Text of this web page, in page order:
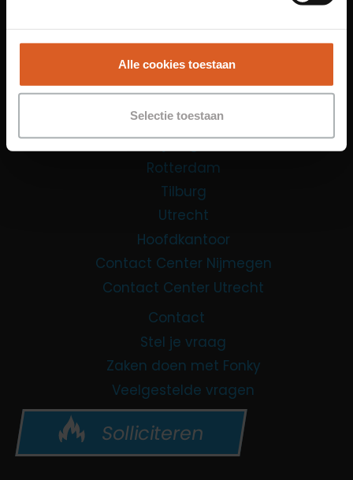
Alle cookies toestaan
Selectie toestaan
Amsterdam
Groningen
Leiden
Maastricht
Nijmegen
Rotterdam
Tilburg
Utrecht
Hoofdkantoor
Contact Center Nijmegen
Contact Center Utrecht
Contact
Stel je vraag
Zaken doen met Fonky
Veelgestelde vragen
Solliciteren